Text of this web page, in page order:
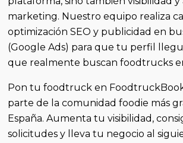
marketing. Nuestro equipo realiza
optimización SEO y publicidad en
(Google Ads) para que tu perfil
que realmente buscan foodtrucks
Pon tu foodtruck en
parte de la comunidad foodie más
España. Aumenta tu visibilidad,
solicitudes y lleva tu negocio al